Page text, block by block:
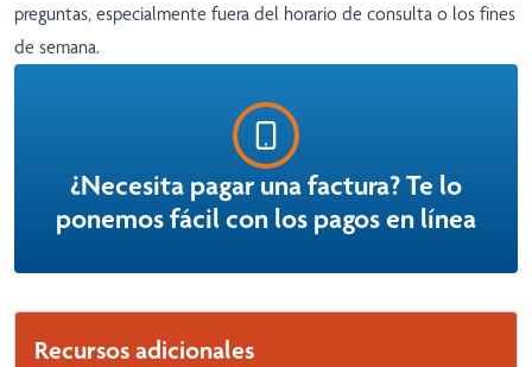
preguntas, especialmente fuera del horario de consulta o los fines
de semana.
¿Necesita pagar una factura? Te lo
ponemos fácil con los pagos en línea
Recursos adicionales